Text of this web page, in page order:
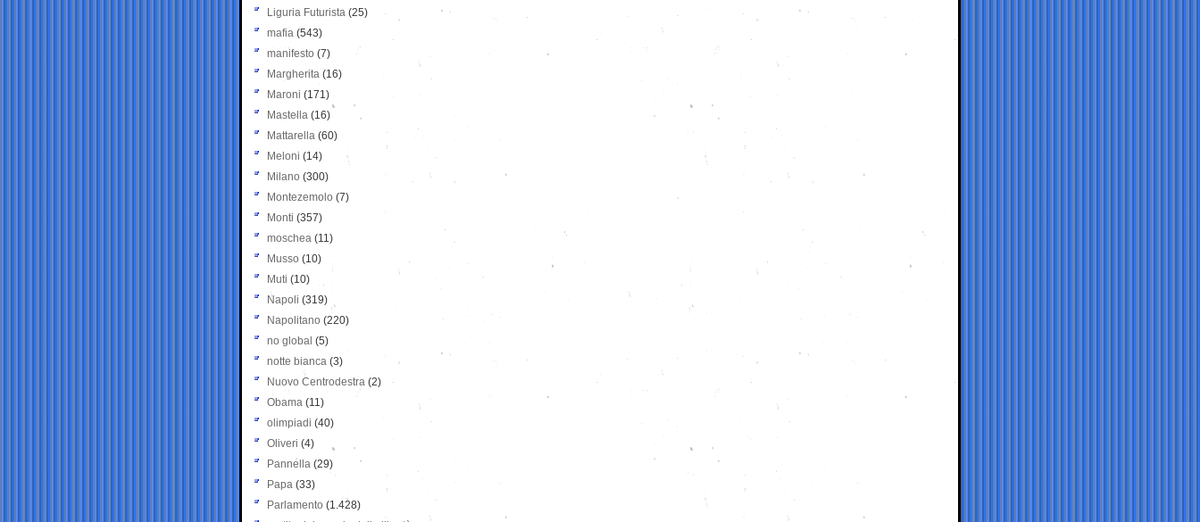
Liguria Futurista (25)
mafia (543)
manifesto (7)
Margherita (16)
Maroni (171)
Mastella (16)
Mattarella (60)
Meloni (14)
Milano (300)
Montezemolo (7)
Monti (357)
moschea (11)
Musso (10)
Muti (10)
Napoli (319)
Napolitano (220)
no global (5)
notte bianca (3)
Nuovo Centrodestra (2)
Obama (11)
olimpiadi (40)
Oliveri (4)
Pannella (29)
Papa (33)
Parlamento (1.428)